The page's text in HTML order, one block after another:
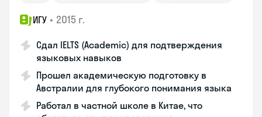
ИГУ • 2015 г.
Сдал IELTS (Academic) для подтверждения
языковых навыков
Прошел академическую подготовку в
Австралии для глубокого понимания языка
Работал в частной школе в Китае, что